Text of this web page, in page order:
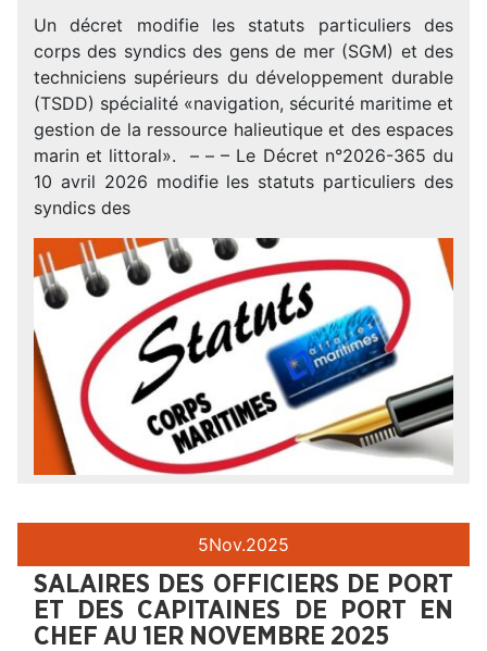
Un décret modifie les statuts particuliers des
corps des syndics des gens de mer (SGM) et des
techniciens supérieurs du développement durable
(TSDD) spécialité «navigation, sécurité maritime et
gestion de la ressource halieutique et des espaces
marin et littoral». – – – Le Décret n°2026-365 du
10 avril 2026 modifie les statuts particuliers des
syndics des
5Nov.2025
SALAIRES DES OFFICIERS DE PORT
ET DES CAPITAINES DE PORT EN
CHEF AU 1ER NOVEMBRE 2025